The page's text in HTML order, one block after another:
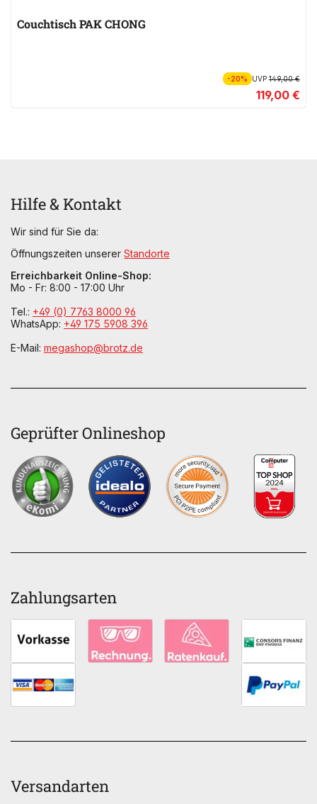
Couchtisch PAK CHONG
-20% UVP149,00 €
119,00 €
Hilfe & Kontakt
Wir sind für Sie da:
Öffnungszeiten unserer Standorte
Erreichbarkeit Online-Shop:
Mo - Fr: 8:00 - 17:00 Uhr
Tel.: +49 (0) 7763 8000 96
WhatsApp: +49 175 5908 396
E-Mail: megashop@brotz.de
Geprüfter Onlineshop
Zahlungsarten
Versandarten